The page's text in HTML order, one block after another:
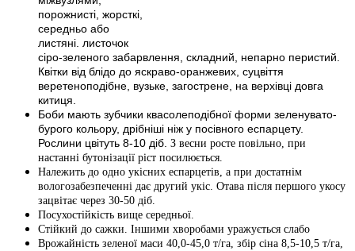
порожнисті, жорсткі,
середньо або
листяні. листочок
сіро-зеленого забарвлення, складний, непарно перистий.
Квітки від блідо до яскраво-оранжевих, суцвіття
веретеноподібне, вузьке, загострене, на верхівці довга
китиця.
Боби мають зубчики квасолеподібної форми зеленувато-
бурого кольору, дрібніші ніж у посівного еспарцету.
Рослини цвітуть 8-10 діб. З весни росте повільно, при
настанні бутонізації ріст посилюється.
Належить до одно укісних еспарцетів, а при достатнім
вологозабезпеченні дає другий укіс. Отава після першого укосу
зацвітає через 30-50 діб.
Посухостійкість вище середньої.
Стійкий до сажки. Іншими хворобами уражується слабо
Врожайність зеленої маси 40,0-45,0 т/га, збір сіна 8,5-10,5 т/га,